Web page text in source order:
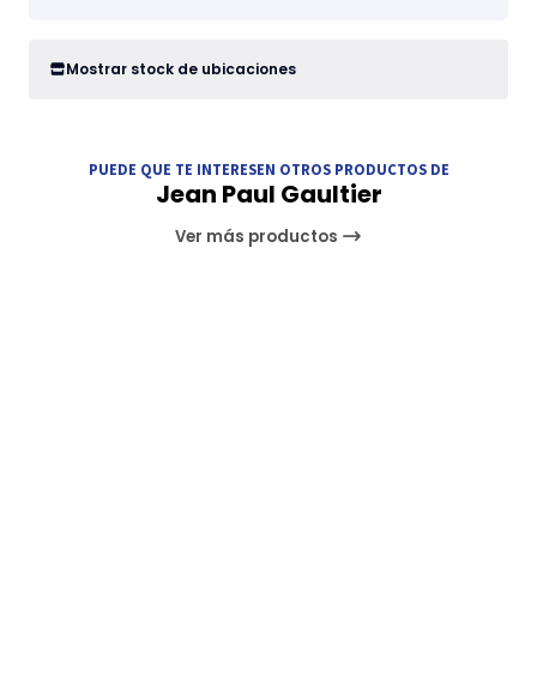
Mostrar stock de ubicaciones
PUEDE QUE TE INTERESEN OTROS PRODUCTOS DE
Jean Paul Gaultier
Ver más productos